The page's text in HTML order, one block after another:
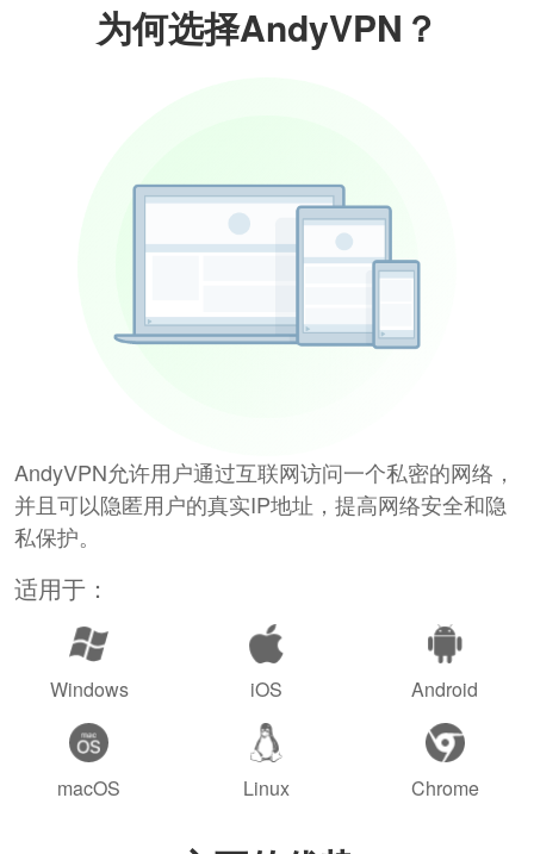
为何选择AndyVPN？
AndyVPN允许用户通过互联网访问一个私密的网络，
并且可以隐匿用户的真实IP地址，提高网络安全和隐
私保护。
适用于：
Windows iOS Android
macOS Linux Chrome